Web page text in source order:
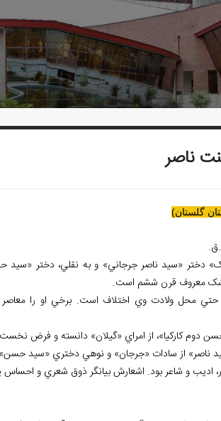
ناصر
گلستان)
دختر «سيد ناصر جرجاني» و به نقلي، دختر «سيد
معروف قرن ششم است.
و حتي محل ولادت وي اختلاف است. برخي او را
دوم کارکيا»، از امراي «گيلان» دانسته و فرض نخست
ناصر» از سادات «جرجان» و نوهي دختري «سيد حسن»
اديب و شاعر بود. اشعارش بيانگر ذوق شعري و